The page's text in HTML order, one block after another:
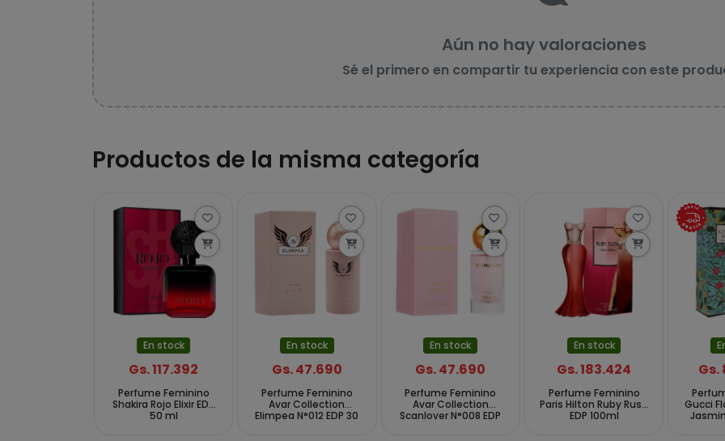
Aún no hay valoraciones
Sé el primero en compartir tu experiencia con este
Productos de la misma categoría
En stock
Gs. 117.392
Perfume Feminino
Shakira Rojo Elixir EDP
50 ml
En stock
Gs. 47.690
Perfume Feminino
Avar Collection
Elimpea N°012 EDP 30
En stock
Gs. 47.690
Perfume Feminino
Avar Collection
Scanlover N°008 EDP
En stock
Gs. 183.424
Perfume Feminino
Paris Hilton Ruby Rush
EDP 100ml
Gs.
Gucci